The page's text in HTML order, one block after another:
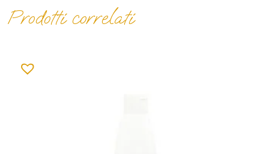
Prodotti correlati